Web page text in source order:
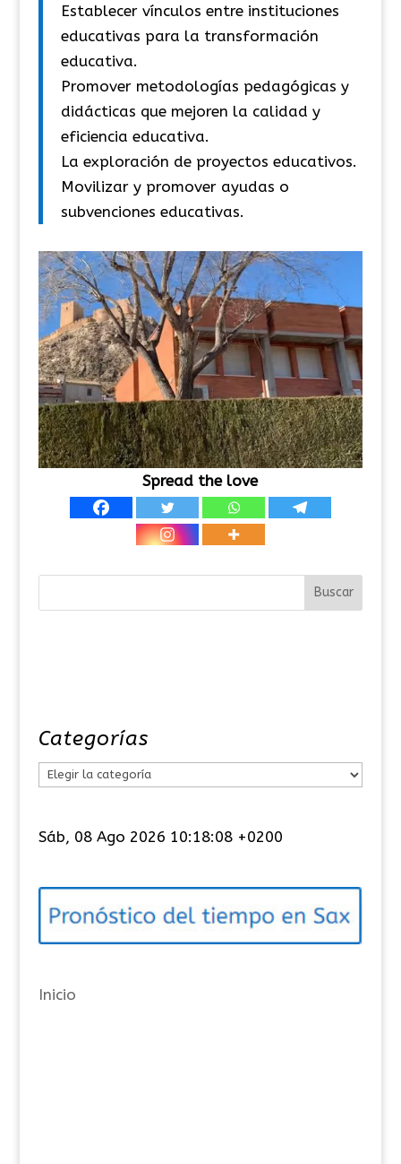
Establecer vínculos entre instituciones
educativas para la transformación
educativa.
Promover metodologías pedagógicas y
didácticas que mejoren la calidad y
eficiencia educativa.
La exploración de proyectos educativos.
Movilizar y promover ayudas o
subvenciones educativas.
Spread the love
Categorías
e
o
í
s
Sáb, 08 Ago 2026 10:18:09 +0200
Inicio